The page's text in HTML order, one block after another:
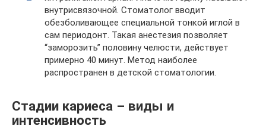
внутрисвязочной. Стоматолог вводит
обезболивающее специальной тонкой иглой в
сам периодонт. Такая анестезия позволяет
“заморозить” половину челюсти, действует
примерно 40 минут. Метод наиболее
распространен в детской стоматологии.
Стадии кариеса – виды и
интенсивность